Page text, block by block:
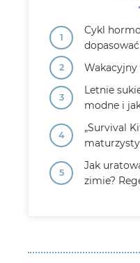
Cykl
Letnie
modne i
„Survival
Jak
zimie?